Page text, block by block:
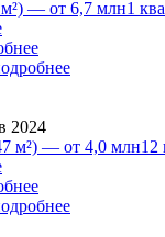
— от 6,7 млн1
2024
м²) — от 4,0 млн12